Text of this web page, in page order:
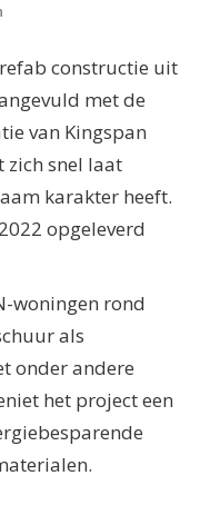
constructie uit
met de
van Kingspan
zich snel laat
karakter heeft.
opgeleverd
woningen rond
als
onder andere
het project een